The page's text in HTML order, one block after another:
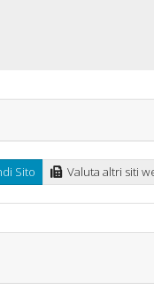
Sito Valuta altri siti